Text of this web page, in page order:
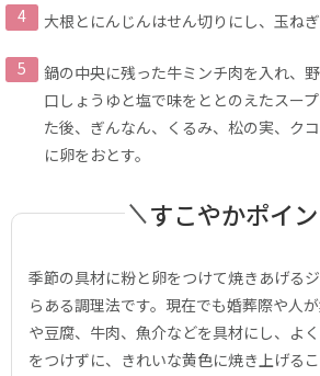
大根とにんじんはせん切りにし、玉ね
鍋の中央に残った牛ミンチ肉を入れ、
口しょうゆと塩で味をととのえたスー
た後、ぎんなん、くるみ、松の実、ク
に卵をおとす。
すこやかポイ
季節の具材に粉と卵をつけて焼きあげる
らある調理法です。現在でも婚葬際や人
や豆腐、牛肉、魚介などを具材にし、よ
をつけずに、きれいな黄色に焼き上げる